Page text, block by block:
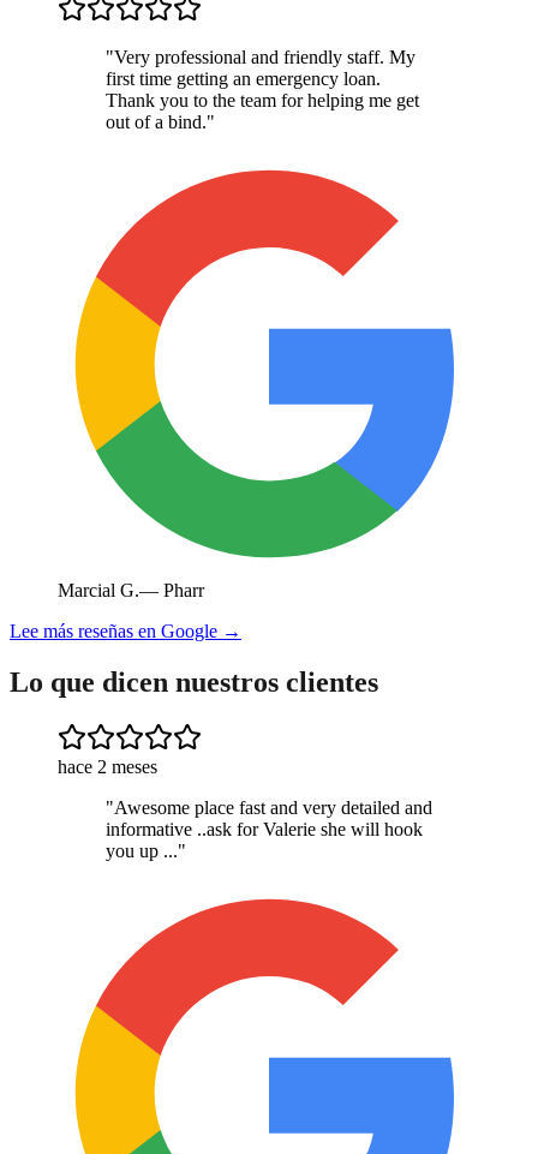
"Very professional and friendly staff. My
first time getting an emergency loan.
Thank you to the team for helping me get
out of a bind."
Marcial G.— Pharr
Lee más reseñas en Google →
Lo que dicen nuestros clientes
hace 2 meses
"Awesome place fast and very detailed and
informative ..ask for Valerie she will hook
you up ..."